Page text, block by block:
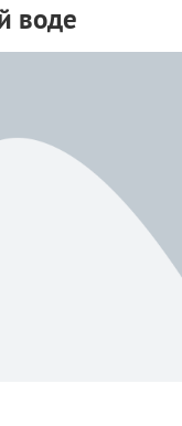
воде